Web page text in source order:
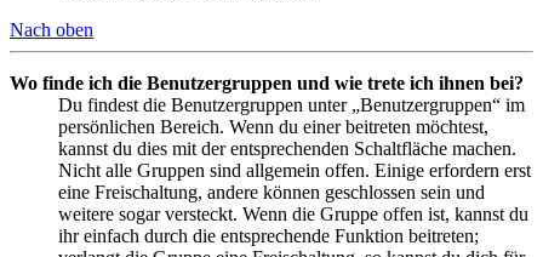
Nach oben
Wo finde ich die Benutzergruppen und wie trete ich ihnen bei?
Du findest die Benutzergruppen unter „Benutzergruppen“ im
persönlichen Bereich. Wenn du einer beitreten möchtest,
kannst du dies mit der entsprechenden Schaltfläche machen.
Nicht alle Gruppen sind allgemein offen. Einige erfordern erst
eine Freischaltung, andere können geschlossen sein und
weitere sogar versteckt. Wenn die Gruppe offen ist, kannst du
ihr einfach durch die entsprechende Funktion beitreten;